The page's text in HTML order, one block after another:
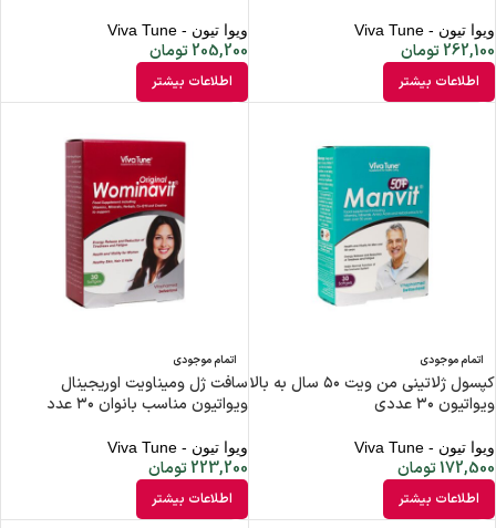
ویوا تیون - Viva Tune
262,100تومان
اطلاعات بیشتر
ویوا تیون - Viva Tune
205,200 تومان
اطلاعات بیشتر
اتمام موجودی
کپسول ژلاتینی من ویت ۵۰ سال به بالا
ویواتیون ۳۰ عددی
ویوا تیون - Viva Tune
172,500تومان
اطلاعات بیشتر
اتمام موجودی
سافت ژل ومیناویت اوریجینال
ویواتیون مناسب بانوان ۳۰ عدد
ویوا تیون - Viva Tune
223,200 تومان
اطلاعات بیشتر